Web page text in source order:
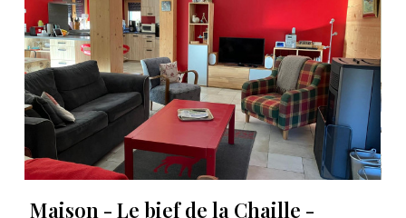
Maison - Le bief de la Chaille -